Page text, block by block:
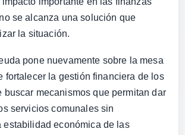
se alcanza una solución que
la situación.
pone nuevamente sobre la mesa
fortalecer la gestión financiera de los
buscar mecanismos que permitan dar
servicios comunales sin
estabilidad económica de las